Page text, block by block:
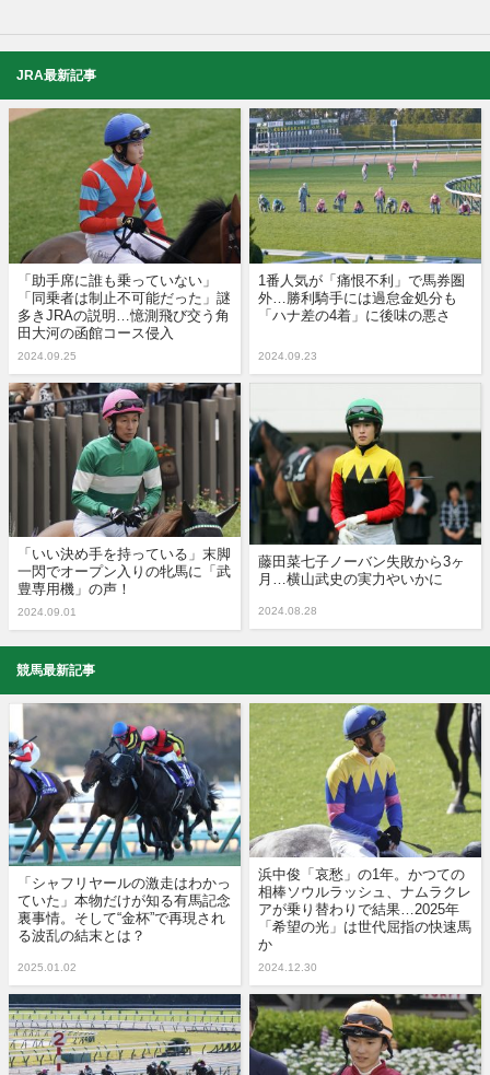
JRA最新記事
「助手席に誰も乗っていない」
「同乗者は制止不可能だった」謎
多きJRAの説明…憶測飛び交う角
田大河の函館コース侵入
2024.09.25
1番人気が「痛恨不利」で馬券圏
外…勝利騎手には過怠金処分も
「ハナ差の4着」に後味の悪さ
2024.09.23
「いい決め手を持っている」末脚
一閃でオープン入りの牝馬に「武
豊専用機」の声！
2024.09.01
藤田菜七子ノーバン失敗から3ヶ
月…横山武史の実力やいかに
2024.08.28
競馬最新記事
「シャフリヤールの激走はわかっ
ていた」本物だけが知る有馬記念
裏事情。そして“金杯”で再現され
る波乱の結末とは？
2025.01.02
浜中俊「哀愁」の1年。かつての
相棒ソウルラッシュ、ナムラクレ
アが乗り替わりで結果…2025年
「希望の光」は世代屈指の快速馬
か
2024.12.30